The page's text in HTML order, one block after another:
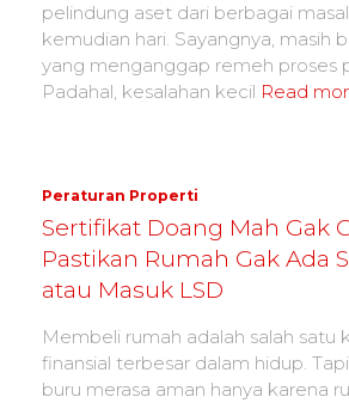
pelindung aset dari berbagai
kemudian hari. Sayangnya, masih
yang menganggap remeh proses
Padahal, kesalahan kecil Read
Peraturan Properti
Sertifikat Doang Mah Gak
Pastikan Rumah Gak Ada
atau Masuk LSD
Membeli rumah adalah salah satu
finansial terbesar dalam hidup.
buru merasa aman hanya karena